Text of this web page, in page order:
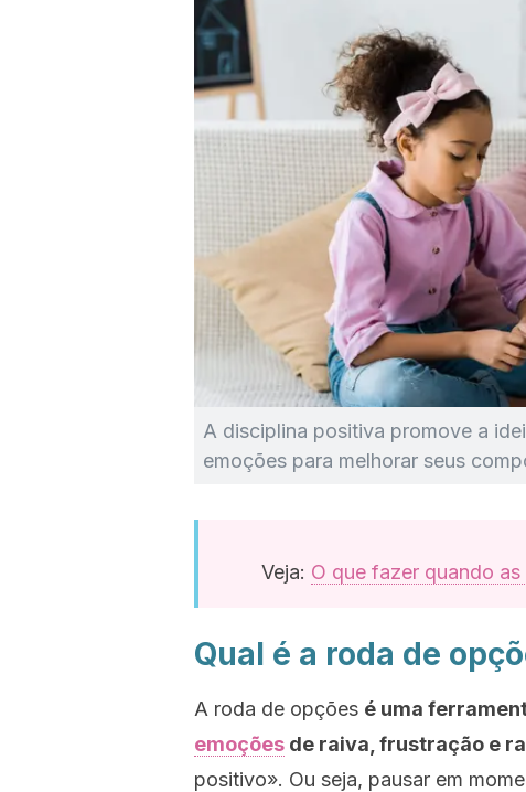
A disciplina positiva promove a
emoções para melhorar seus
Veja: O que fazer quando
Qual é a roda de
A roda de opções é uma
emoções de raiva, frustração e
positivo». Ou seja, pausar em